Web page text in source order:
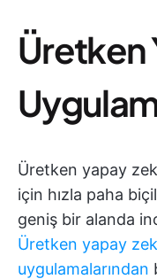
Üretken
Üretken yapay
için hızla paha
geniş bir alanda
Üretken yapay
uygulamalarından